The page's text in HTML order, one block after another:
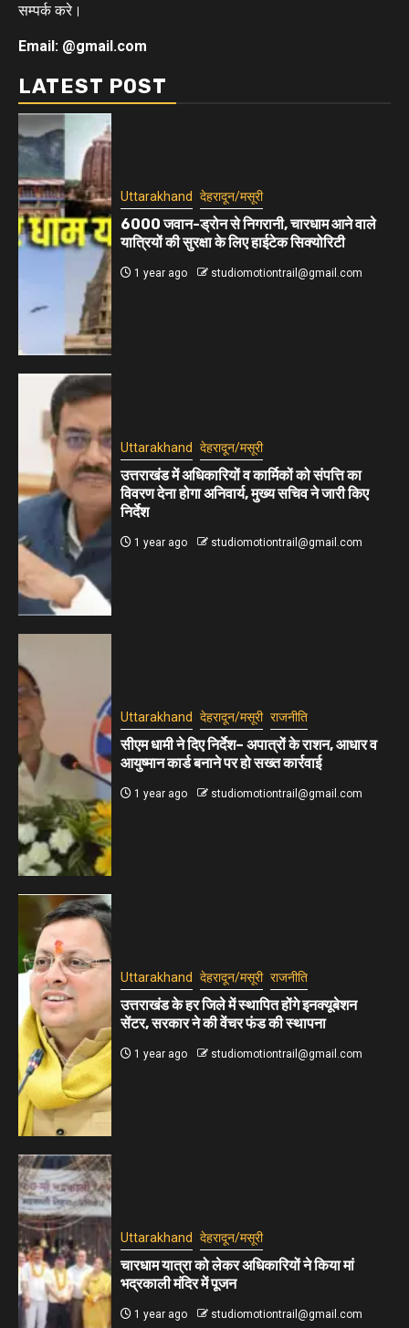
सम्पर्क करे।
Email: @gmail.com
LATEST POST
Uttarakhand देहरादून/मसूरी
6000 जवान-ड्रोन से निगरानी, चारधाम आने वाले
यात्रियों की सुरक्षा के लिए हाईटेक सिक्योरिटी
1 year ago studiomotiontrail@gmail.com
Uttarakhand देहरादून/मसूरी
उत्तराखंड में अधिकारियों व कार्मिकों को संपत्ति का
विवरण देना होगा अनिवार्य, मुख्य सचिव ने जारी किए
निर्देश
1 year ago studiomotiontrail@gmail.com
Uttarakhand देहरादून/मसूरी राजनीति
सीएम धामी ने दिए निर्देश– अपात्रों के राशन, आधार व
आयुष्मान कार्ड बनाने पर हो सख्त कार्रवाई
1 year ago studiomotiontrail@gmail.com
Uttarakhand देहरादून/मसूरी राजनीति
उत्तराखंड के हर जिले में स्थापित होंगे इनक्यूबेशन
सेंटर, सरकार ने की वेंचर फंड की स्थापना
1 year ago studiomotiontrail@gmail.com
Uttarakhand देहरादून/मसूरी
चारधाम यात्रा को लेकर अधिकारियों ने किया मां
भद्रकाली मंदिर में पूजन
1 year ago studiomotiontrail@gmail.com